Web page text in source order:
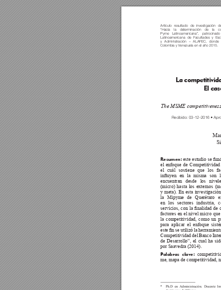
La
El
The MSME
Recibido: 03-12-2016 •
Resumen: este estudio se
el enfoque de
el cuál sostiene que los
inuyen en la misma son
encuentran desde los
(micro) hasta los externos
y meta). En esta
la Mipyme de Querétaro
en los sectores industria,
servicios, con la nalidad de
factores en el nivel micro
la competitividad, como un
para aplicar el enfoque
este n se utilizó la
Competitividad del Banco
de Desarrollo”, el cual ha
por Saavedra (2014).
Palabras clave:
me, mapa de competitividad,
*  Ph.D en Administración. Docente
Artículo resultado de investigación
“Hacía
la determinación de la
Pyme
Latinoamericana”,
patrocinado
Latinoamericana
de Facultades y
y
Administración – ALAFEC,
donde
Colombia y Venezuela en el año 2015.